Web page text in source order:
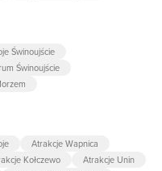
Świnoujście
Świnoujście
Atrakcje Wapnica
Kołczewo
Atrakcje Unin